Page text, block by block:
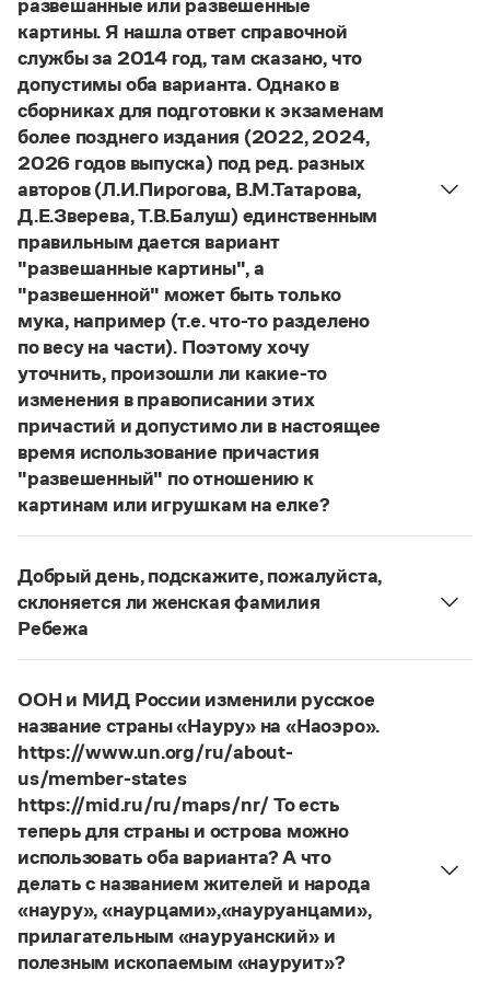
Словари русского языка как государственного
Справочники
Правила русской орфографии и пунктуации
Русский язык. Краткий теоретический курс
для школьников
Письмовник
Справочник по пунктуации
Словарь-справочник трудностей
Справочник по фразеологии
Азбучные истины
Словарь-справочник непростые слова
Все справочники портала
Журнал
Новости и события
Статьи
Лекции и подкасты
Рекомендуем
Правила русского языка: от азов до тонкостей
Интерактивные упражнения: от простого к сложному
Скороговорки
Издательство
Словари
Научпоп
Учебники и справочники
Все книги
Управление в русском языке
Словарь русских имён
Словарь методических терминов
Правила русской орфографии и пунктуации
(1956)
развешанные или развешенные
картины. Я нашла ответ справочной
службы за 2014 год, там сказано, что
допустимы оба варианта. Однако в
сборниках для подготовки к экзаменам
более позднего издания (2022, 2024,
2026 годов выпуска) под ред. разных
авторов (Л.И.Пирогова, В.М.Татарова,
Д.Е.Зверева, Т.В.Балуш) единственным
правильным дается вариант
"развешанные картины", а
"развешенной" может быть только
мука, например (т.е. что-то разделено
по весу на части). Поэтому хочу
уточнить, произошли ли какие-то
изменения в правописании этих
причастий и допустимо ли в настоящее
время использование причастия
"развешенный" по отношению к
картинам или игрушкам на елке?
Нашответ2014 года по-прежнему актуален.
то игнорируют рекомендации нормативных
словарей русского языка, в которых указан глагол
развесить
развешенный) со значением «повесить в разных
местах (несколько, много предметов)». Ср.:
Я знаю, что на стенах своей квартиры вы
развесили разные географические карты
(И. С. Тургенев, Бретер). И эти карты, безусловно,
развешены.
Страница ответа
Добрый день, подскажите, пожалуйста,
склоняется ли женская фамилия
Ребежа
ФамилияРебежасклоняется (и мужская,
Страница ответа
ООН и МИД России изменили русское
название страны «Науру» на «Наоэро».
https://www.un.org/ru/about-
us/member-states
https://mid.ru/ru/maps/nr/ То есть
теперь для страны и острова можно
использовать оба варианта? А что
делать с названием жителей и народа
«науру», «наурцами»,«науруанцами»,
прилагательным «науруанский» и
полезным ископаемым «науруит»?